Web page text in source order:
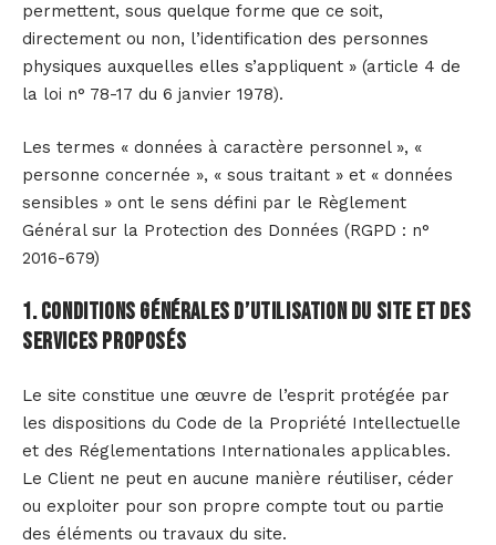
permettent, sous quelque forme que ce soit,
directement ou non, l’identification des personnes
physiques auxquelles elles s’appliquent » (article 4 de
la loi n° 78-17 du 6 janvier 1978).
Les termes « données à caractère personnel », «
personne concernée », « sous traitant » et « données
sensibles » ont le sens défini par le Règlement
Général sur la Protection des Données (RGPD : n°
2016-679)
1. Conditions générales d’utilisation du site et des
services proposés
Le site constitue une œuvre de l’esprit protégée par
les dispositions du Code de la Propriété Intellectuelle
et des Réglementations Internationales applicables.
Le Client ne peut en aucune manière réutiliser, céder
ou exploiter pour son propre compte tout ou partie
des éléments ou travaux du site.